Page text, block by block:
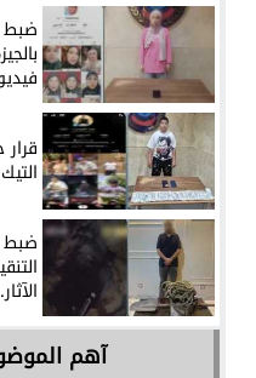
ضبط
ضبط
آهم